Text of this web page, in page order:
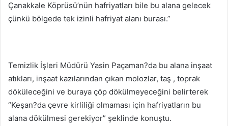
Çanakkale Köprüsü’nün hafriyatları bile bu alana gelecek
çünkü bölgede tek izinli hafriyat alanı burası.”
Temizlik İşleri Müdürü Yasin Paçaman?da bu alana inşaat
atıkları, inşaat kazılarından çıkan molozlar, taş , toprak
döküleceğini ve buraya çöp dökülmeyeceğini belirterek
“Keşan?da çevre kirliliği olmaması için hafriyatların bu
alana dökülmesi gerekiyor” şeklinde konuştu.